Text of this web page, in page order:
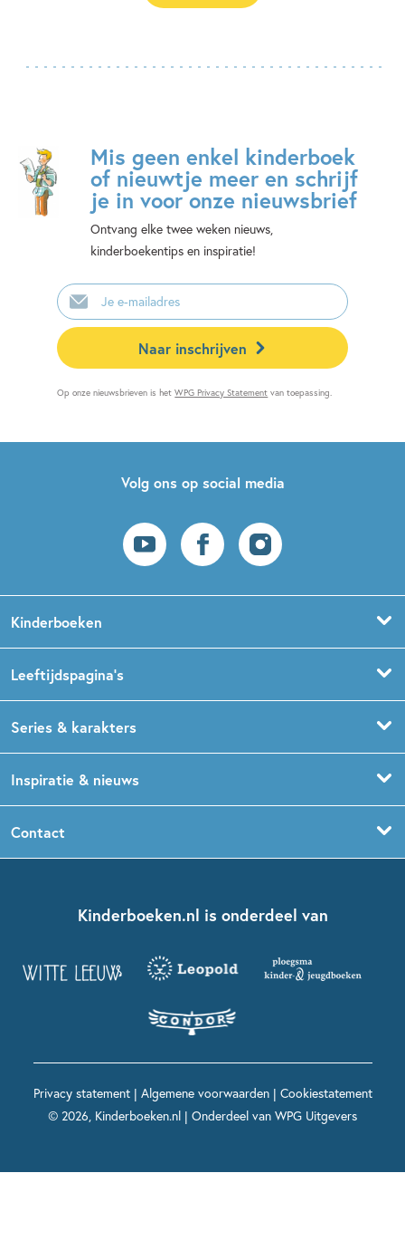
Mis geen enkel kinderboek
of nieuwtje meer en schrijf
je in voor onze nieuwsbrief
Ontvang elke twee weken nieuws,
kinderboekentips en inspiratie!
E-
mailadres
Naar inschrijven
Op onze nieuwsbrieven is hetWPG Privacy Statement van toepassing.
Volg ons op social media
Kinderboeken
Prentenboeken
Babyboeken
Sprookjesboeken
Kinderboeken diversiteit
Grappige kinderboeken
Spannende kinderboeken
Leeftijdspagina’s
Boekentips 1,5 - 3 jaar
Boekentips 5 - 7 jaar
Boekentips 12+ jaar
Voor volwassenen
Series & karakters
Dog Man
Spekkie en Sproet
Maxi & Helium
Inspiratie & nieuws
Kinderjury
Voor het onderwijs
Contact
Kinderboeken.nl is onderdeel van
Privacy statement| Algemene voorwaarden| Cookiestatement
© 2026, Kinderboeken.nl | Onderdeel van WPG Uitgevers